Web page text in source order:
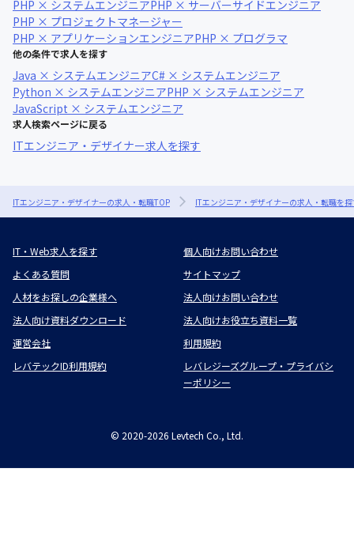
PHP × システムエンジニアPHP × サーバーサイドエンジニア
PHP × プロジェクトマネージャー
PHP × アプリケーションエンジニアPHP × プログラマ
他の条件で求人を探す
Java × システムエンジニアC# × システムエンジニア
Python × システムエンジニアPHP × システムエンジニア
JavaScript × システムエンジニア
求人検索ページに戻る
ITエンジニア・デザイナー求人を探す
ITエンジニア・デザイナーの求人・転職TOP ITエンジニア・デザイナーの求人・転職を
IT・Web求人を探す
個人向けお問い合わせ
よくある質問
サイトマップ
人材をお探しの企業様へ
法人向けお問い合わせ
法人向け資料ダウンロード
法人向けお役立ち資料一覧
運営会社
利用規約
レバテックID利用規約
レバレジーズグループ・プライバシ
ーポリシー
© 2020-2026 Levtech Co., Ltd.